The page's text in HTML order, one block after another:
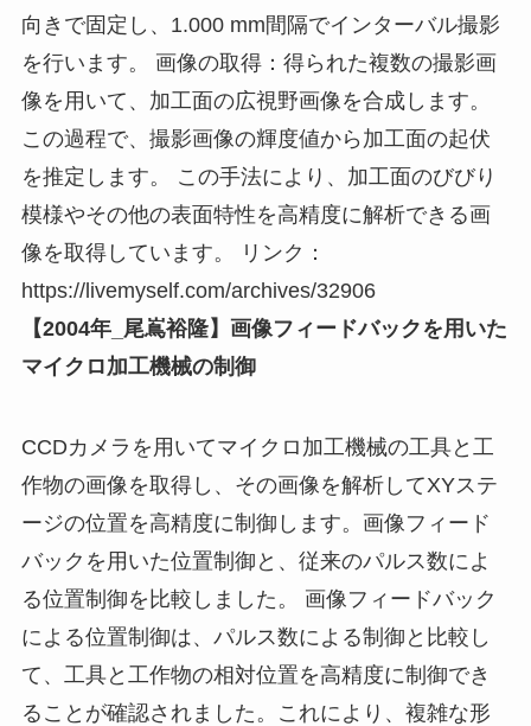
向きで固定し、1.000 mm間隔でインターバル撮影
を行います。 画像の取得：得られた複数の撮影画
像を用いて、加工面の広視野画像を合成します。
この過程で、撮影画像の輝度値から加工面の起伏
を推定します。 この手法により、加工面のびびり
模様やその他の表面特性を高精度に解析できる画
像を取得しています​​。 リンク：
https://livemyself.com/archives/32906
【2004年_尾嶌裕隆】画像フィードバックを用いた
マイクロ加工機械の制御
CCDカメラを用いてマイクロ加工機械の工具と工
作物の画像を取得し、その画像を解析してXYステ
ージの位置を高精度に制御します。画像フィード
バックを用いた位置制御と、従来のパルス数によ
る位置制御を比較しました。 画像フィードバック
による位置制御は、パルス数による制御と比較し
て、工具と工作物の相対位置を高精度に制御でき
ることが確認されました。これにより、複雑な形